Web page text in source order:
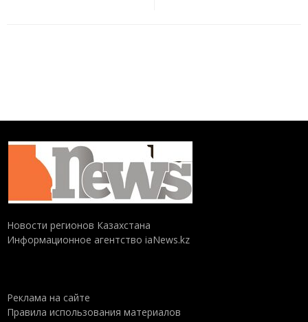
Новости регионов Казахстана
Информационное агентство iaNews.kz
Реклама на сайте
Правила использования материалов